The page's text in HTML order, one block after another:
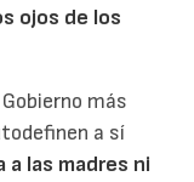
ojos de los
más
a sí
las madres ni